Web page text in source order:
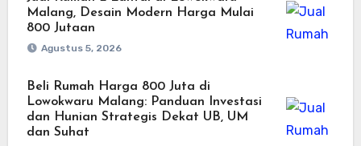
Malang, Desain Modern Harga Mulai
800 Jutaan
Agustus 5, 2026
Beli Rumah Harga 800 Juta di
Lowokwaru Malang: Panduan Investasi
dan Hunian Strategis Dekat UB, UM
dan Suhat